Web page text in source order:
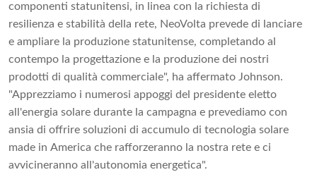
componenti statunitensi, in linea con la richiesta di
resilienza e stabilità della rete, NeoVolta prevede di lanciare
e ampliare la produzione statunitense, completando al
contempo la progettazione e la produzione dei nostri
prodotti di qualità commerciale", ha affermato Johnson.
"Apprezziamo i numerosi appoggi del presidente eletto
all'energia solare durante la campagna e prevediamo con
ansia di offrire soluzioni di accumulo di tecnologia solare
made in America che rafforzeranno la nostra rete e ci
avvicineranno all'autonomia energetica".